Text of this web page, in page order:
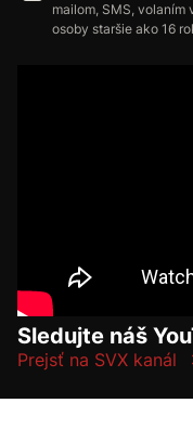
mailom, SMS,
osoby staršie ako 16
Sledujte náš
Prejsť na SVX kanál